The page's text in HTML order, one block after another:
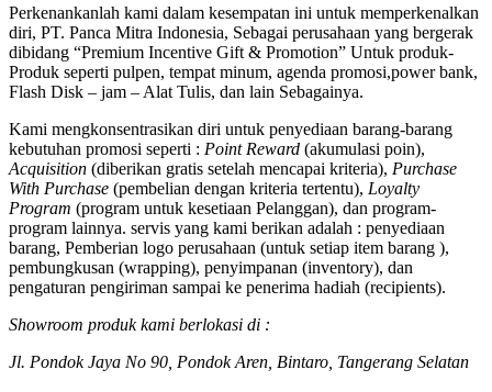
Perkenankanlah kami dalam kesempatan ini untuk memperkenalkan
diri, PT. Panca Mitra Indonesia, Sebagai perusahaan yang bergerak
dibidang “Premium Incentive Gift & Promotion” Untuk produk-
Produk seperti pulpen, tempat minum, agenda promosi,power bank,
Flash Disk – jam – Alat Tulis, dan lain Sebagainya.
Kami mengkonsentrasikan diri untuk penyediaan barang-barang
kebutuhan promosi seperti : Point Reward (akumulasi poin),
Acquisition (diberikan gratis setelah mencapai kriteria), Purchase
With Purchase (pembelian dengan kriteria tertentu), Loyalty
Program (program untuk kesetiaan Pelanggan), dan program-
program lainnya. servis yang kami berikan adalah : penyediaan
barang, Pemberian logo perusahaan (untuk setiap item barang ),
pembungkusan (wrapping), penyimpanan (inventory), dan
pengaturan pengiriman sampai ke penerima hadiah (recipients).
Showroom produk kami berlokasi di :
Jl. Pondok Jaya No 90, Pondok Aren, Bintaro, Tangerang Selatan